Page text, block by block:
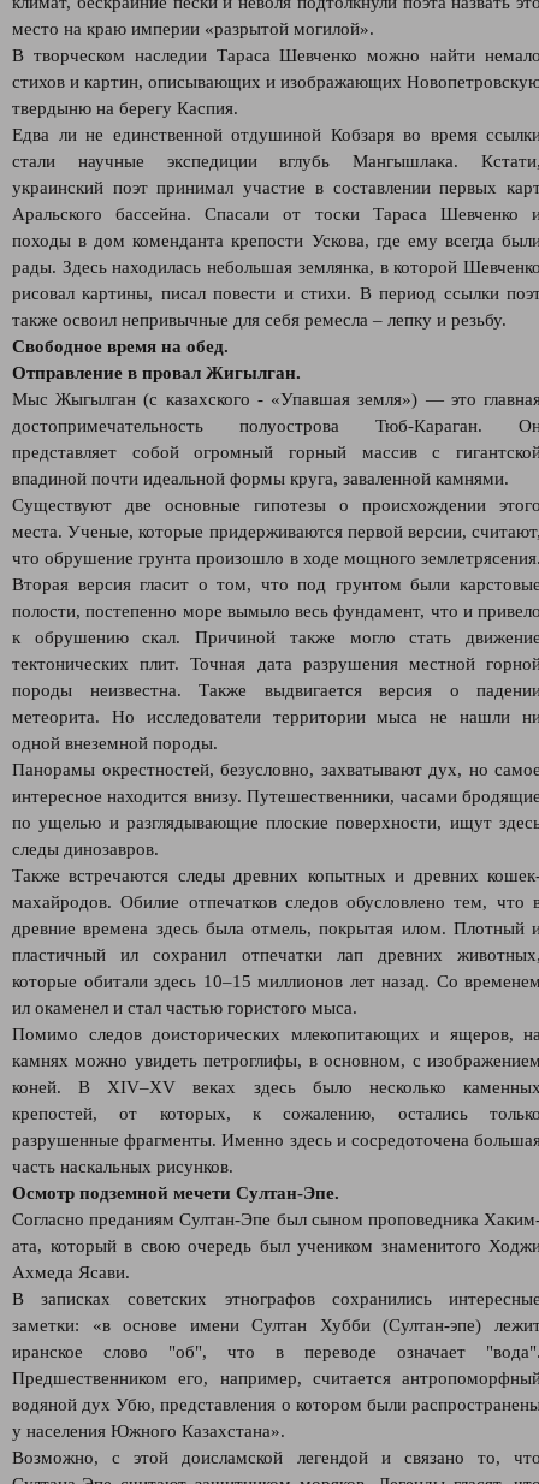
место на краю империи «разрытой могилой».
В творческом наследии Тараса Шевченко можно найти
стихов и картин, описывающих и изображающих
твердыню на берегу Каспия.
Едва ли не единственной отдушиной Кобзаря во время
стали научные экспедиции вглубь Мангышлака.
украинский поэт принимал участие в составлении первых
Аральского бассейна. Спасали от тоски Тараса Шевченко
походы в дом коменданта крепости Ускова, где ему всегда
рады. Здесь находилась небольшая землянка, в которой
рисовал картины, писал повести и стихи. В период ссылки
также освоил непривычные для себя ремесла – лепку и резьбу.
Свободное время на обед.
Отправление в провал Жигылган.
Мыс Жыгылган (с казахского - «Упавшая земля») — это
достопримечательность полуострова Тюб-Караган.
представляет собой огромный горный массив с
впадиной почти идеальной формы круга, заваленной камнями.
Существуют две основные гипотезы о происхождении
места. Ученые, которые придерживаются первой версии,
что обрушение грунта произошло в ходе мощного
Вторая версия гласит о том, что под грунтом были
полости, постепенно море вымыло весь фундамент, что и
к обрушению скал. Причиной также могло стать
тектонических плит. Точная дата разрушения местной
породы неизвестна. Также выдвигается версия о
метеорита. Но исследователи территории мыса не нашли
одной внеземной породы.
Панорамы окрестностей, безусловно, захватывают дух, но
интересное находится внизу. Путешественники, часами
по ущелью и разглядывающие плоские поверхности, ищут
следы динозавров.
Также встречаются следы древних копытных и древних
махайродов. Обилие отпечатков следов обусловлено тем, что
древние времена здесь была отмель, покрытая илом. Плотный
пластичный ил сохранил отпечатки лап древних
которые обитали здесь 10–15 миллионов лет назад. Со
ил окаменел и стал частью гористого мыса.
Помимо следов доисторических млекопитающих и ящеров,
камнях можно увидеть петроглифы, в основном, с
коней. В XIV–XV веках здесь было несколько
крепостей, от которых, к сожалению, остались
разрушенные фрагменты. Именно здесь и сосредоточена
часть наскальных рисунков.
Осмотр подземной мечети Султан-Эпе.
Согласно преданиям Султан-Эпе был сыном проповедника
ата, который в свою очередь был учеником знаменитого
Ахмеда Ясави.
В записках советских этнографов сохранились
заметки: «в основе имени Султан Хубби (Султан-эпе)
иранское слово "об", что в переводе означает
Предшественником его, например, считается
водяной дух Убю, представления о котором были
у населения Южного Казахстана».
Возможно, с этой доисламской легендой и связано то,